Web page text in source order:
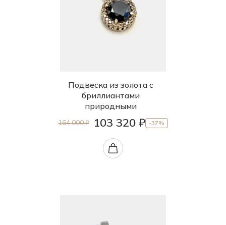
Подвеска из золота с
бриллиантами
природными
164 000 ₽ 103 320 ₽ -37%